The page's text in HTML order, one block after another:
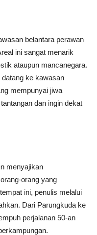
belantara perawan
ini sangat menarik
ataupun mancanegara.
ke kawasan
mempunyai jiwa
dan ingin dekat
menyajikan
orang yang
ini, penulis melalui
Dari Parungkuda ke
perjalanan 50-an